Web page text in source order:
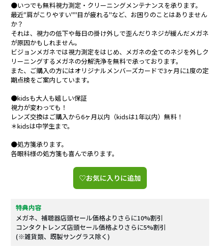
●いつでも無料視力測定・クリーニングメンテナンスを承ります。
最近"肩がこりやすい""目が疲れる"など、お困りのことはありません
か？
それは、視力の低下や毎日の掛け外しで歪んだりネジが緩んだメガネ
が原因かもしれません。
ビジョンメガネでは視力測定をはじめ、メガネの全てのネジを外しク
リーニングするメガネの分解洗浄を無料で承っております。
また、ご購入の方にはオリジナルメンバーズカードで3ヶ月に1度の定
期点検をご案内しています。
●kidsも大人も嬉しい保証
視力が変わっても！
レンズ交換はご購入から6ヶ月以内（kidsは1年以内）無料！
＊kidsは中学生まで。
●処方箋承ります。
各眼科様の処方箋も喜んで承ります。
♡お気に入りに追加
特典内容
メガネ、補聴器店頭セール価格よりさらに10%割引
コンタクトレンズ店頭セール価格よりさらに5%割引
(※雑貨類、既製サングラス除く)